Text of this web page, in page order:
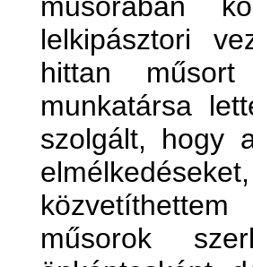
lelkipásztori
hittan
munkatársa
szolgált, hogy
műsorok